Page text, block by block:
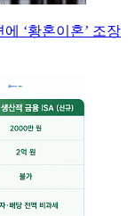
‘황혼이혼’ 조장